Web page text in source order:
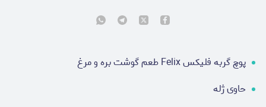
پوچ گربه فلیکس Felix طعم گوشت بره و مرغ
حاوی ژله